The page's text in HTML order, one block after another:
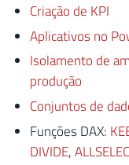
Criação de KPI
Aplicativos no
Isolamento de
produção
Conjuntos de
Funções DAX:
DIVIDE,